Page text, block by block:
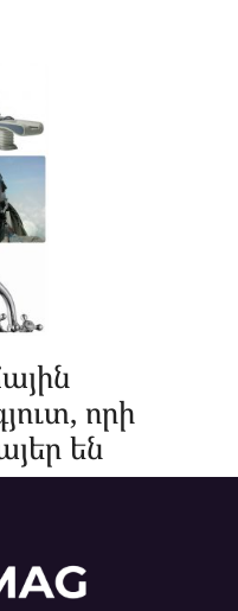
որի
են